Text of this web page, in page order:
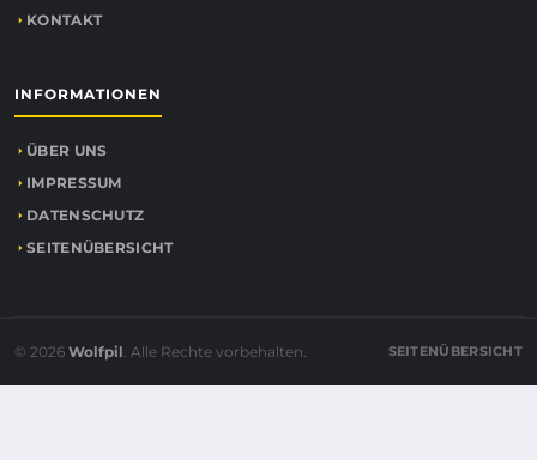
KONTAKT
INFORMATIONEN
ÜBER UNS
IMPRESSUM
DATENSCHUTZ
SEITENÜBERSICHT
© 2026 Wolfpil. Alle Rechte vorbehalten. SEITENÜBERSICHT